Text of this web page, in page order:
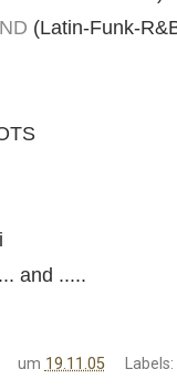
(Latin-Funk-
and .....
um 19.11.05 Labels: